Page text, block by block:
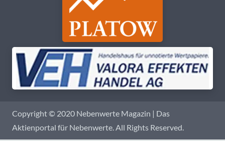
Copyright © 2020 Nebenwerte Magazin | Das
Aktienportal für Nebenwerte. All Rights Reserved.